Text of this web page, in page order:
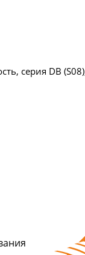
серия DB